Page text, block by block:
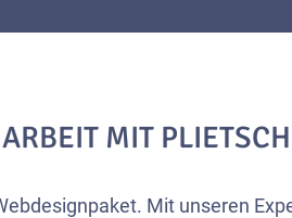
MIT
Mit unseren